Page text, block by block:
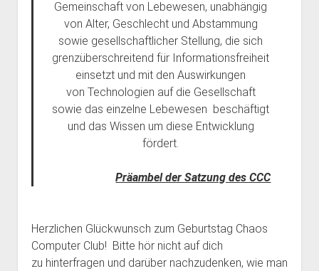
Gemeinschaft von Lebewesen, unabhängig
von Alter, Geschlecht und Abstammung
sowie gesellschaftlicher Stellung, die sich
grenzüberschreitend für Informationsfreiheit
einsetzt und mit den Auswirkungen
von Technologien auf die Gesellschaft
sowie das einzelne Lebewesen beschäftigt
und das Wissen um diese Entwicklung
fördert.
Präambel der Satzung des CCC
Herzlichen Glückwunsch zum Geburtstag Chaos
Computer Club! Bitte hör nicht auf dich
zu hinterfragen und darüber nachzudenken, wie man